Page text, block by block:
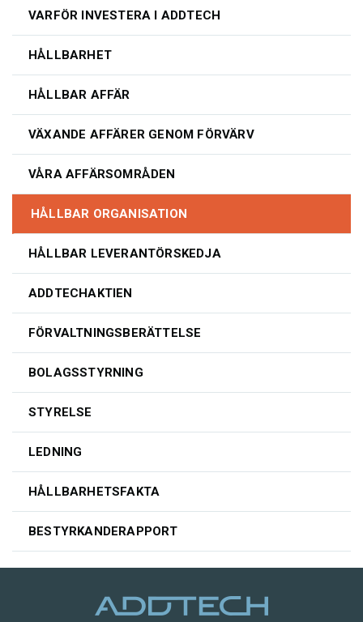
VARFÖR INVESTERA I ADDTECH
HÅLLBARHET
HÅLLBAR AFFÄR
VÄXANDE AFFÄRER GENOM FÖRVÄRV
VÅRA AFFÄRSOMRÅDEN
HÅLLBAR ORGANISATION
HÅLLBAR LEVERANTÖRSKEDJA
ADDTECHAKTIEN
FÖRVALTNINGSBERÄTTELSE
BOLAGSSTYRNING
STYRELSE
LEDNING
HÅLLBARHETSFAKTA
BESTYRKANDERAPPORT